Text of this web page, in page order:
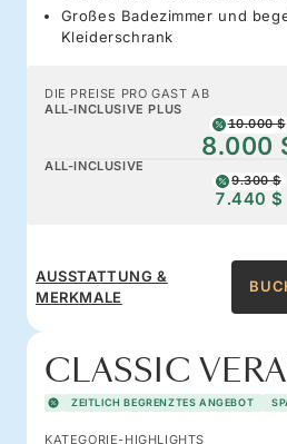
Großes Badezimmer und
Kleiderschrank
DIE PREISE PRO GAST AB
ALL-INCLUSIVE PLUS
10.000 $
8.000
ALL-INCLUSIVE
9.300 $
7.440 $
AUSSTATTUNG &
MERKMALE
CLASSIC
ZEITLICH BEGRENZTES ANGEBOT
KATEGORIE-HIGHLIGHTS